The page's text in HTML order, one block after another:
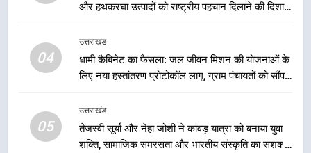
और हथकरघा उत्पादों को राष्ट्रीय पहचान दिलाने की दिशा में
04
उत्तराखंड
धामी कैबिनेट का फैसला: जल जीवन मिशन की योजनाओं के
लिए नया हस्तांतरण प्रोटोकॉल लागू, ग्राम पंचायतों को सौंपने
05
उत्तराखंड
तेजस्वी सूर्या और नेहा जोशी ने कांवड़ यात्रा को बनाया युवा
शक्ति, सामाजिक समरसता और भारतीय संस्कृति का सशक्त
रहा है, जिससे पात्र लोगों को सरकारी
मुख्यमंत्री धामी के नेतृत्व में उत्तराखंड के
पारंपरिक हस्तशिल्प और हथकरघा उत्पादों
को राष्ट्रीय पहचान दिलाने की दिशा में
4
धामी कैबिनेट का फैसला: जल जीवन